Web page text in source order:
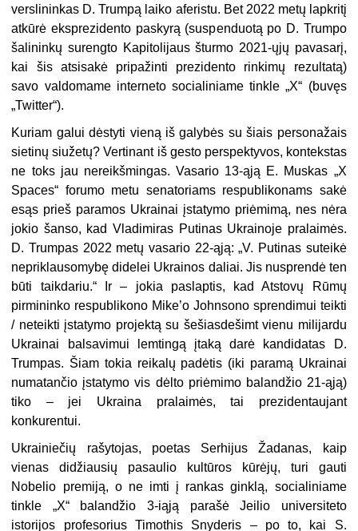
verslininkas D. Trumpą laiko aferistu. Bet 2022 metų lapkritį
atkūrė eksprezidento paskyrą (suspenduotą po D. Trumpo
šalininkų surengto Kapitolijaus šturmo 2021-ųjų pavasarį,
kai šis atsisakė pripažinti prezidento rinkimų rezultatą)
savo valdomame interneto socialiniame tinkle „X“ (buvęs
„Twitter“).
Kuriam galui dėstyti vieną iš galybės su šiais personažais
sietinų siužetų? Vertinant iš gesto perspektyvos, kontekstas
ne toks jau nereikšmingas. Vasario 13-ąją E. Muskas „X
Spaces“ forumo metu senatoriams respublikonams sakė
esąs prieš paramos Ukrainai įstatymo priėmimą, nes nėra
jokio šanso, kad Vladimiras Putinas Ukrainoje pralaimės.
D. Trumpas 2022 metų vasario 22-ąją: „V. Putinas suteikė
nepriklausomybę didelei Ukrainos daliai. Jis nusprendė ten
būti taikdariu.“ Ir – jokia paslaptis, kad Atstovų Rūmų
pirmininko respublikono Mike’o Johnsono sprendimui teikti
/ neteikti įstatymo projektą su šešiasdešimt vienu milijardu
Ukrainai balsavimui lemtingą įtaką darė kandidatas D.
Trumpas. Šiam tokia reikalų padėtis (iki paramą Ukrainai
numatančio įstatymo vis dėlto priėmimo balandžio 21-ąją)
tiko – jei Ukraina pralaimės, tai prezidentaujant
konkurentui.
Ukrainiečių rašytojas, poetas Serhijus Žadanas, kaip
vienas didžiausių pasaulio kultūros kūrėjų, turi gauti
Nobelio premiją, o ne imti į rankas ginklą, socialiniame
tinkle „X“ balandžio 3-iąją parašė Jeilio universiteto
istorijos profesorius Timothis Snyderis – po to, kai S.